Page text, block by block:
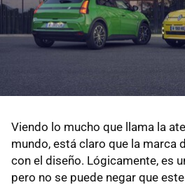
Viendo lo mucho que llama la
mundo, está claro que la marca
con el diseño. Lógicamente, es
pero no se puede negar que